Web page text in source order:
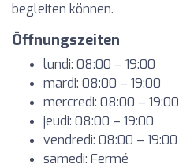
begleiten können.
Öffnungszeiten
lundi: 08:00 – 19:00
mardi: 08:00 – 19:00
mercredi: 08:00 – 19:00
jeudi: 08:00 – 19:00
vendredi: 08:00 – 19:00
samedi: Fermé